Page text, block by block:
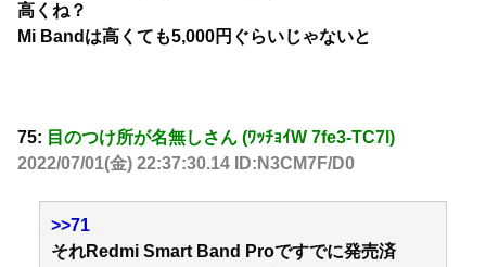
高くね？
Mi Bandは高くても5,000円ぐらいじゃないと
75: 目のつけ所が名無しさん (ﾜｯﾁｮｲW 7fe3-TC7l)
2022/07/01(金) 22:37:30.14 ID:N3CM7F/D0
>>71
それRedmi Smart Band Proですでに発売済